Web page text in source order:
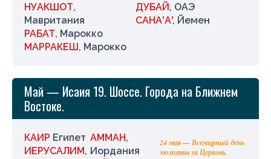
НУАКШОТ,
Мавритания
РАБАТ, Марокко
МАРРАКЕШ, Марокко
ДУБАЙ, ОАЭ
САНА'А', Йемен
Май — Исаия 19. Шоссе. Города на Ближнем
Востоке.
КАИР Египет
ИЕРУСАЛИМ,
АММАН,
Иордания
24 мая — Всемирный день
молитвы за Церковь.